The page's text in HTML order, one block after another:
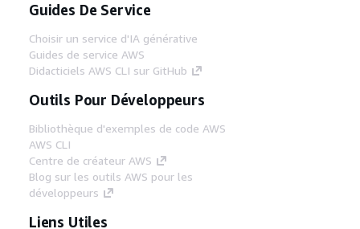
Guides De Service
Choisir un service d'IA générative
Guides de service AWS
Didacticiels AWS CLI sur GitHub
Outils Pour Développeurs
Bibliothèque d'exemples de code AWS
AWS CLI
Centre de créateur AWS
Blog sur les outils AWS pour les
développeurs
Liens Utiles